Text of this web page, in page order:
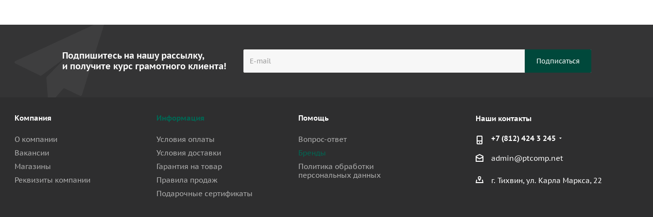
Подпишитесь на нашу рассылку,
и получите курс грамотного клиента!
Компания
О компании
Вакансии
Магазины
Реквизиты компании
Информация
Условия оплаты
Условия доставки
Гарантия на товар
Правила продаж
Подарочные сертификаты
Помощь
Вопрос-ответ
Бренды
Политика обработки
персональных данных
Наши контакты
+7 (812) 424 3 245
admin@ptcomp.net
г. Тихвин, ул. Карла Маркса, 22